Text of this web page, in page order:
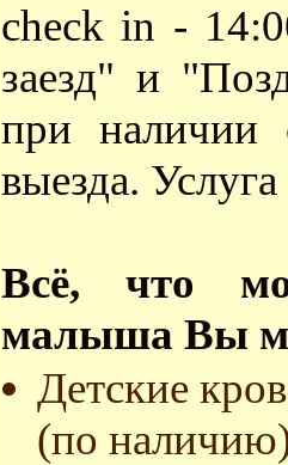
check in -
заезд" и
при наличии
выезда.
Всё, что
малыша Вы
Детские
(по